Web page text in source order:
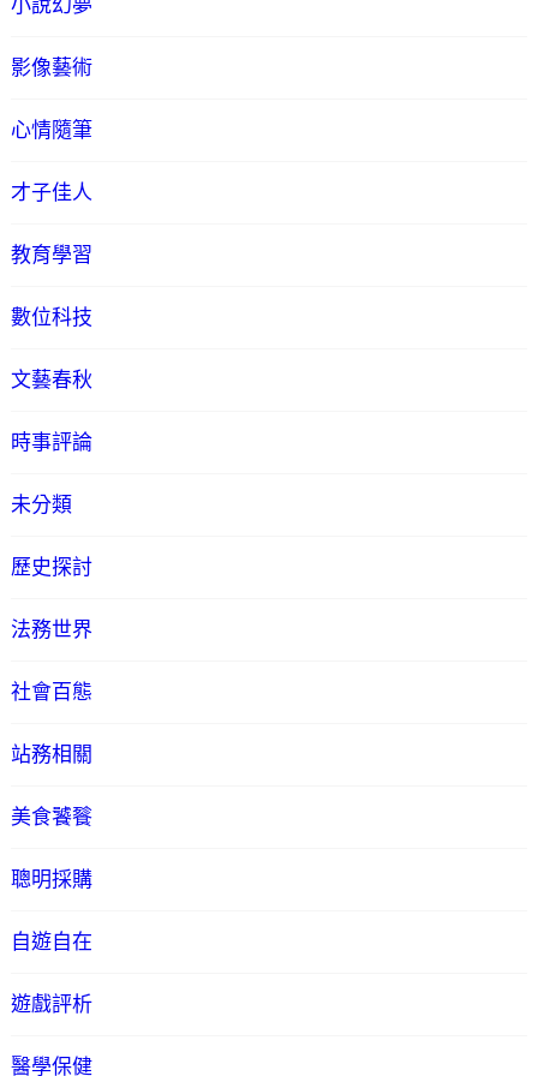
小說幻夢
影像藝術
心情隨筆
才子佳人
教育學習
數位科技
文藝春秋
時事評論
未分類
歷史探討
法務世界
社會百態
站務相關
美食饕餮
聰明採購
自遊自在
遊戲評析
醫學保健